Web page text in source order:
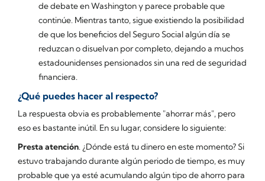
de debate en Washington y parece probable que
continúe. Mientras tanto, sigue existiendo la posibilidad
de que los beneficios del Seguro Social algún día se
reduzcan o disuelvan por completo, dejando a muchos
estadounidenses pensionados sin una red de seguridad
financiera.
¿Qué puedes hacer al respecto?
La respuesta obvia es probablemente "ahorrar más", pero
eso es bastante inútil. En su lugar, considere lo siguiente:
Presta atención. ¿Dónde está tu dinero en este momento? Si
estuvo trabajando durante algún periodo de tiempo, es muy
probable que ya esté acumulando algún tipo de ahorro para